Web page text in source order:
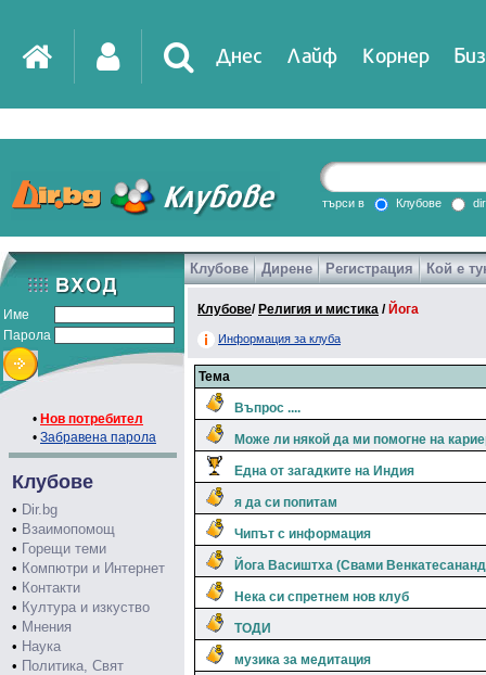
Днес Лайф Корнер
DirTV Impressio
Games
търси в Клубове
Име
Парола
• Нов потребител
• Забравена парола
Клубове
• Dir.bg
• Взаимопомощ
• Горещи теми
• Компютри и Интернет
• Контакти
• Култура и изкуство
• Мнения
• Наука
• Политика, Свят
Клубове Дирене Регистрация Кой е
Клубове/ Религия и мистика / Йога
Информация за клуба
Тема
Въпрос ....
Може ли някой да ми помогне на
Една от загадките на Индия
я да си попитам
Чипът с информация
Йога Васиштха (Свами
Нека си спретнем нов клуб
ТОДИ
музика за медитация